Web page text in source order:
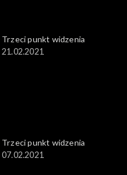
Trzeci punkt widzenia
21.02.2021
Trzeci punkt widzenia
07.02.2021